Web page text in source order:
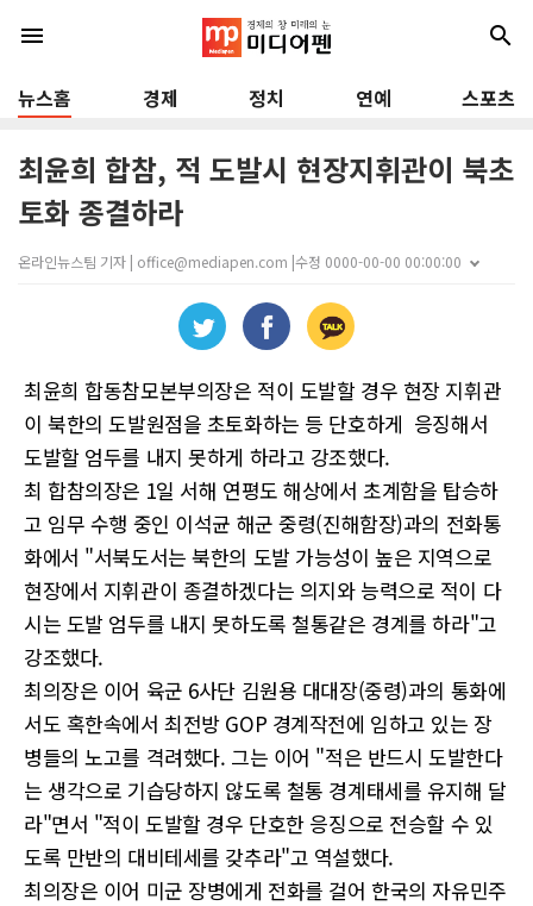
menu search
뉴스홈 경제 정치 연예 스포츠
최윤희 합참, 적 도발시 현장지휘관이 북초
토화 종결하라
온라인뉴스팀 기자 | office@mediapen.com |수정 0000-00-00 00:00:00
최윤희 합동참모본부의장은 적이 도발할 경우 현장 지휘관
이 북한의 도발원점을 초토화하는 등 단호하게 응징해서
도발할 엄두를 내지 못하게 하라고 강조했다.
최 합참의장은 1일 서해 연평도 해상에서 초계함을 탑승하
고 임무 수행 중인 이석균 해군 중령(진해함장)과의 전화통
화에서 "서북도서는 북한의 도발 가능성이 높은 지역으로
현장에서 지휘관이 종결하겠다는 의지와 능력으로 적이 다
시는 도발 엄두를 내지 못하도록 철통같은 경계를 하라"고
강조했다.
최의장은 이어 육군 6사단 김원용 대대장(중령)과의 통화에
서도 혹한속에서 최전방 GOP 경계작전에 임하고 있는 장
병들의 노고를 격려했다. 그는 이어 "적은 반드시 도발한다
는 생각으로 기습당하지 않도록 철통 경계태세를 유지해 달
라"면서 "적이 도발할 경우 단호한 응징으로 전승할 수 있
도록 만반의 대비테세를 갖추라"고 역설했다.
최의장은 이어 미군 장병에게 전화를 걸어 한국의 자유민주